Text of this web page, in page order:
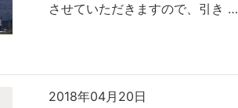
させていただきますので、引き …
2018年04月20日